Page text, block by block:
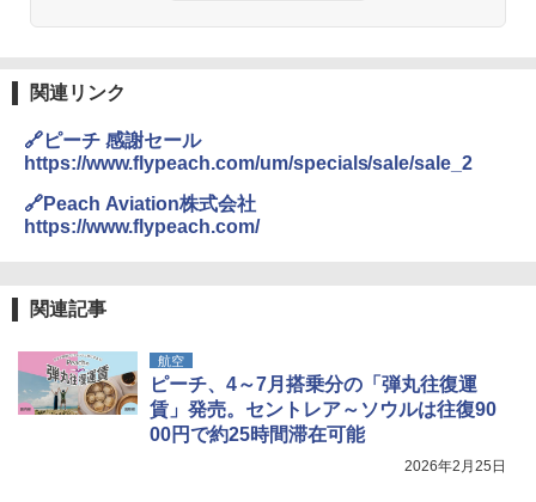
関連リンク
🔗ピーチ 感謝セール
https://www.flypeach.com/um/specials/sale/sale_2
🔗Peach Aviation株式会社
https://www.flypeach.com/
関連記事
航空
ピーチ、4～7月搭乗分の「弾丸往復運
賃」発売。セントレア～ソウルは往復90
00円で約25時間滞在可能
2026年2月25日